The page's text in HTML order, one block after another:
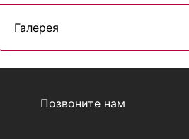
Галерея
Позвоните нам